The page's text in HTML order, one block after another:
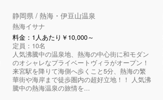
静岡県 / 熱海・伊豆山温泉
熱海イサナ
料金：1人あたり￥10,000～
定員：10名
人気沸騰中の温泉地、熱海の中心街に和モダン
のオシャレなプライベートヴィラがオープン！
来宮駅を降りて海側へ歩くこと5分、熱海の繁
華街や海岸まで徒歩圏内の超好立地！！ 人気沸
騰中の熱海温泉の旅情を...